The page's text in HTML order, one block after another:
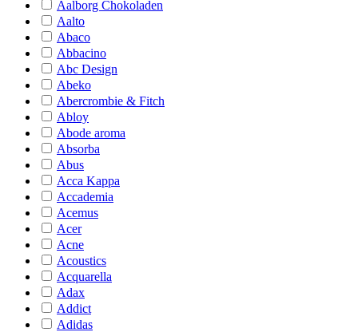
Aalborg Chokoladen
Aalto
Abaco
Abbacino
Abc Design
Abeko
Abercrombie & Fitch
Abloy
Abode aroma
Absorba
Abus
Acca Kappa
Accademia
Acemus
Acer
Acne
Acoustics
Acquarella
Adax
Addict
Adidas